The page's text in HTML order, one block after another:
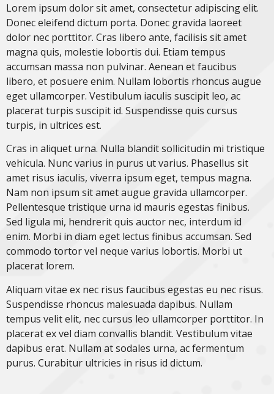
Lorem ipsum dolor sit amet, consectetur adipiscing elit.
Donec eleifend dictum porta. Donec gravida laoreet
dolor nec porttitor. Cras libero ante, facilisis sit amet
magna quis, molestie lobortis dui. Etiam tempus
accumsan massa non pulvinar. Aenean et faucibus
libero, et posuere enim. Nullam lobortis rhoncus augue
eget ullamcorper. Vestibulum iaculis suscipit leo, ac
placerat turpis suscipit id. Suspendisse quis cursus
turpis, in ultrices est.
Cras in aliquet urna. Nulla blandit sollicitudin mi tristique
vehicula. Nunc varius in purus ut varius. Phasellus sit
amet risus iaculis, viverra ipsum eget, tempus magna.
Nam non ipsum sit amet augue gravida ullamcorper.
Pellentesque tristique urna id mauris egestas finibus.
Sed ligula mi, hendrerit quis auctor nec, interdum id
enim. Morbi in diam eget lectus finibus accumsan. Sed
commodo tortor vel neque varius lobortis. Morbi ut
placerat lorem.
Aliquam vitae ex nec risus faucibus egestas eu nec risus.
Suspendisse rhoncus malesuada dapibus. Nullam
tempus velit elit, nec cursus leo ullamcorper porttitor. In
placerat ex vel diam convallis blandit. Vestibulum vitae
dapibus erat. Nullam at sodales urna, ac fermentum
purus. Curabitur ultricies in risus id dictum.